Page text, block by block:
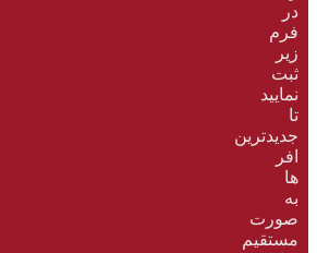
در
فرم
زیر
ثبت
نمایید
تا
جدیدترین
افر
ها
به‌
صورت
مستقیم